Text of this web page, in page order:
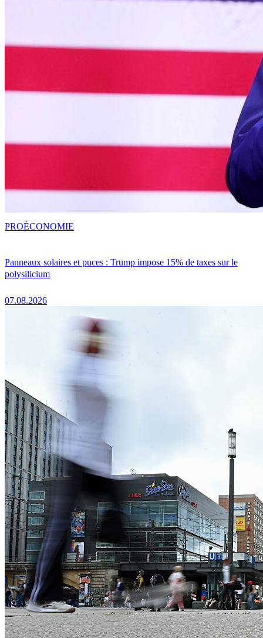
Panneaux solaires et puces : Trump impose 15% de taxes sur le
polysilicium
07.08.2026
PROÉCONOMIE